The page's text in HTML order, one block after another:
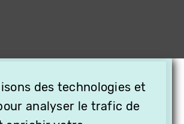
des technologies et
analyser le trafic de
LA VIDÉO EN
ABONNEZ VOS